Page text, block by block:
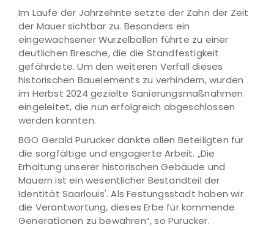
Im Laufe der Jahrzehnte setzte der Zahn der Zeit
der Mauer sichtbar zu. Besonders ein
eingewachsener Wurzelballen führte zu einer
deutlichen Bresche, die die Standfestigkeit
gefährdete. Um den weiteren Verfall dieses
historischen Bauelements zu verhindern, wurden
im Herbst 2024 gezielte Sanierungsmaßnahmen
eingeleitet, die nun erfolgreich abgeschlossen
werden konnten.
BGO Gerald Purucker dankte allen Beteiligten für
die sorgfältige und engagierte Arbeit. „Die
Erhaltung unserer historischen Gebäude und
Mauern ist ein wesentlicher Bestandteil der
Identität Saarlouis'. Als Festungsstadt haben wir
die Verantwortung, dieses Erbe für kommende
Generationen zu bewahren“, so Purucker.